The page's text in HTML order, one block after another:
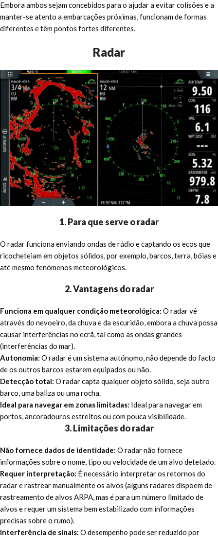
Embora ambos sejam concebidos para o ajudar a evitar colisões e a
manter-se atento a embarcações próximas, funcionam de formas
diferentes e têm pontos fortes diferentes.
Radar
1. Para que serve o radar
O radar funciona enviando ondas de rádio e captando os ecos que
ricocheteiam em objetos sólidos, por exemplo, barcos, terra, bóias e
até mesmo fenómenos meteorológicos.
2. Vantagens do radar
Funciona em qualquer condição meteorológica: O radar vê
através do nevoeiro, da chuva e da escuridão, embora a chuva possa
causar interferências no ecrã, tal como as ondas grandes
(interferências do mar).
Autonomia: O radar é um sistema autónomo, não depende do facto
de os outros barcos estarem equipados ou não.
Detecção total: O radar capta qualquer objeto sólido, seja outro
barco, uma baliza ou uma rocha.
Ideal para navegar em zonas limitadas: Ideal para navegar em
portos, ancoradouros estreitos ou com pouca visibilidade.
3. Limitações do radar
Não fornece dados de identidade: O radar não fornece
informações sobre o nome, tipo ou velocidade de um alvo detetado.
Requer interpretação: É necessário interpretar os retornos do
radar e rastrear manualmente os alvos (alguns radares dispõem de
rastreamento de alvos ARPA, mas é para um número limitado de
alvos e requer um sistema bem estabilizado com informações
precisas sobre o rumo).
Interferência de sinais: O desempenho pode ser reduzido por